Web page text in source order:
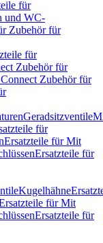
für
und WC-
Zubehör für
für
Zubehör für
Zubehör für
Geradsitzventile
für
Ersatzteile für Mit
Ersatzteile für
Kugelhähne
für Mit
Ersatzteile für